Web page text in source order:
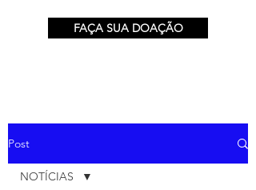
FAÇA SUA DOAÇÃO
Post
NOTÍCIAS